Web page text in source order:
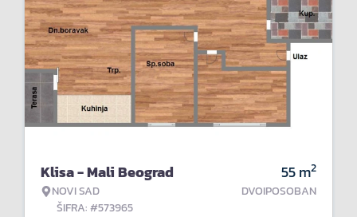
Klisa - Mali Beograd
NOVI SAD
ŠIFRA: #573965
55m2
DVOIPOSOBAN